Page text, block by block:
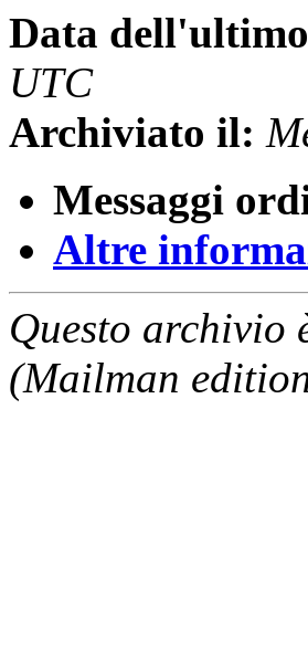
Data
UTC
Archiviato il:
Messaggi
Altre
Questo archivio
(Mailman